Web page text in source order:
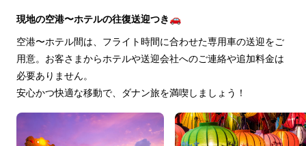
現地の空港〜ホテルの往復送迎つき🚗
空港〜ホテル間は、フライト時間に合わせた専用車の送迎をご
用意。お客さまからホテルや送迎会社へのご連絡や追加料金は
必要ありません。
安心かつ快適な移動で、ダナン旅を満喫しましょう！